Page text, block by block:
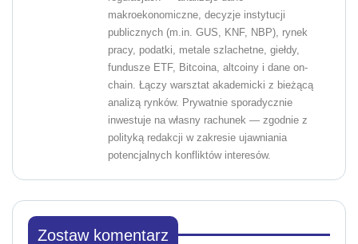
makroekonomiczne, decyzje instytucji
publicznych (m.in. GUS, KNF, NBP), rynek
pracy, podatki, metale szlachetne, giełdy,
fundusze ETF, Bitcoina, altcoiny i dane on-
chain. Łączy warsztat akademicki z bieżącą
analizą rynków. Prywatnie sporadycznie
inwestuje na własny rachunek — zgodnie z
polityką redakcji w zakresie ujawniania
potencjalnych konfliktów interesów.
Zostaw komentarz